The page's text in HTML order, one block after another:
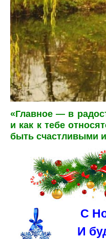
«Главное — в
и как к тебе
быть счастливыми
С
И